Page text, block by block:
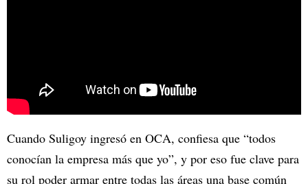
Cuando Suligoy ingresó en OCA, confiesa que “todos
conocían la empresa más que yo”, y por eso fue clave para
su rol poder armar entre todas las áreas una base común